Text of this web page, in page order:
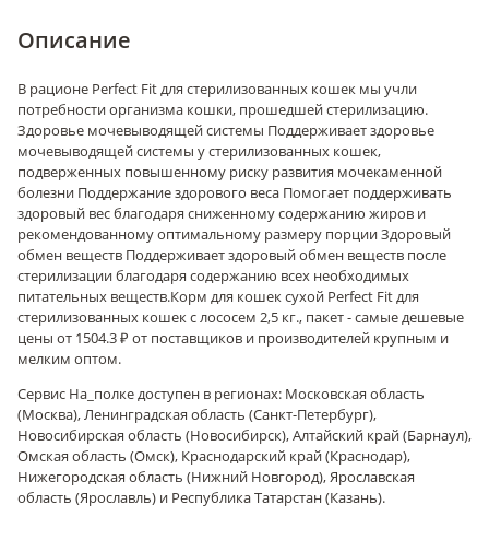
Описание
В рационе Perfect Fit для стерилизованных кошек мы учли
потребности организма кошки, прошедшей стерилизацию.
Здоровье мочевыводящей системы Поддерживает здоровье
мочевыводящей системы у стерилизованных кошек,
подверженных повышенному риску развития мочекаменной
болезни Поддержание здорового веса Помогает поддерживать
здоровый вес благодаря сниженному содержанию жиров и
рекомендованному оптимальному размеру порции Здоровый
обмен веществ Поддерживает здоровый обмен веществ после
стерилизации благодаря содержанию всех необходимых
питательных веществ.Корм для кошек сухой Perfect Fit для
стерилизованных кошек с лососем 2,5 кг., пакет - самые дешевые
цены от 1504.3 ₽ от поставщиков и производителей крупным и
мелким оптом.
Сервис На_полке доступен в регионах: Московская область
(Москва), Ленинградская область (Санкт-Петербург),
Новосибирская область (Новосибирск), Алтайский край (Барнаул),
Омская область (Омск), Краснодарский край (Краснодар),
Нижегородская область (Нижний Новгород), Ярославская
область (Ярославль) и Республика Татарстан (Казань).